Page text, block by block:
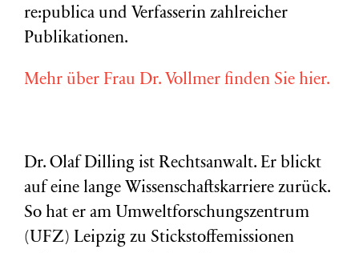
re:publica und Verfasserin zahlreicher
Publikationen.
Mehr über Frau Dr. Vollmer finden Sie hier.
Dr. Olaf Dilling ist Rechtsanwalt. Er blickt
auf eine lange Wissenschaftskarriere zurück.
So hat er am Umweltforschungszentrum
(UFZ) Leipzig zu Stickstoffemissionen